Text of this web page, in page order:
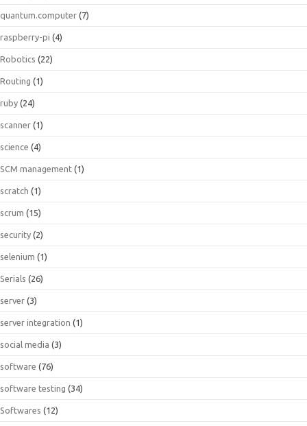
quantum.computer (7)
raspberry-pi (4)
Robotics (22)
Routing (1)
ruby (24)
scanner (1)
science (4)
SCM management (1)
scratch (1)
scrum (15)
security (2)
selenium (1)
Serials (26)
server (3)
server integration (1)
social media (3)
software (76)
software testing (34)
Softwares (12)